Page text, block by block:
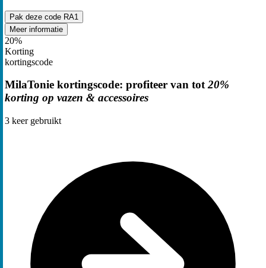
Pak deze code RA1
Meer informatie
20%
Korting
kortingscode
MilaTonie kortingscode: profiteer van tot20%
korting op vazen & accessoires
3 keer gebruikt